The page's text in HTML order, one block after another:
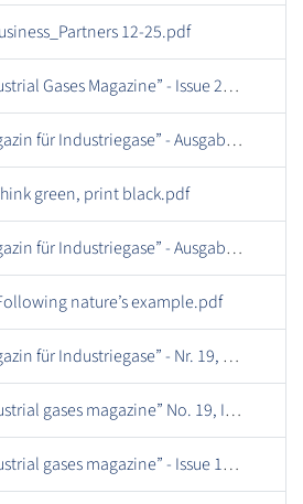
12-25.pdf
Gases for Life „The Industrial Gases Magazine” - Issue 28, September 2019.pdf
Gases for Life „Das Magazin für Industriegase” - Ausgabe 05, April 2012.pdf
green, print black.pdf
Gases for Life „Das Magazin für Industriegase” - Ausgabe 04, Dezember 2011.pdf
nature’s example.pdf
Gases for Life „Das Magazin für Industriegase” - Nr. 19, Ausgabe 2 - September 2016.pdf
Gases for Life „The industrial gases magazine” No. 19, Issue 02 - September 2016.pdf
Gases for Life „The industrial gases magazine” - Issue 17, December 2015 .pdf